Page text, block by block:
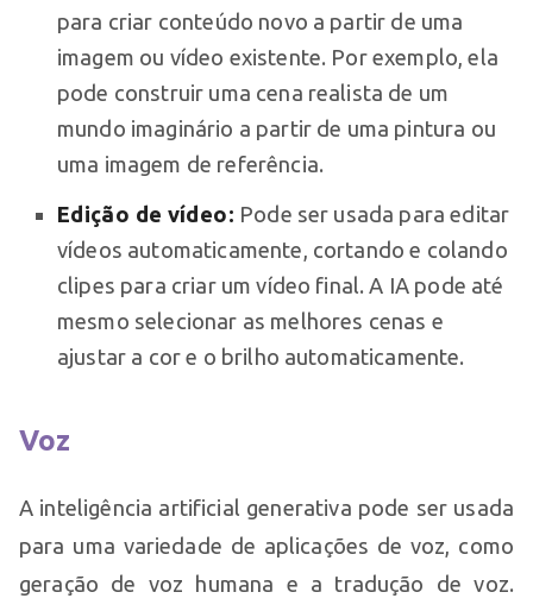
para criar conteúdo novo a partir de uma
imagem ou vídeo existente. Por exemplo, ela
pode construir uma cena realista de um
mundo imaginário a partir de uma pintura ou
uma imagem de referência.
Edição de vídeo: Pode ser usada para editar
vídeos automaticamente, cortando e colando
clipes para criar um vídeo final. A IA pode até
mesmo selecionar as melhores cenas e
ajustar a cor e o brilho automaticamente.
Voz
A inteligência artificial generativa pode ser usada
para uma variedade de aplicações de voz, como
geração de voz humana e a tradução de voz.